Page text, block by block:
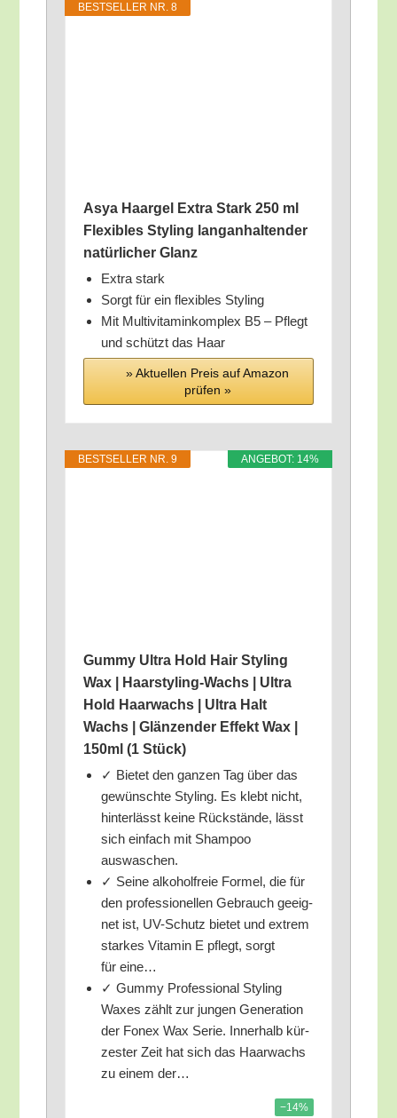
BEST­SEL­LER NR. 8
Asya Haar­gel Extra Stark 250 ml
Fle­xi­bles Sty­ling lang­an­hal­ten­der
natür­li­cher Glanz
Extra stark
Sorgt für ein fle­xi­bles Styling
Mit Mul­ti­vit­amin­kom­plex B5 – Pflegt
und schützt das Haar
» Aktu­el­len Preis auf Ama­zon
prü­fen »
ANGE­BOT: 14%
BEST­SEL­LER NR. 9
Gum­my Ultra Hold Hair Sty­ling
Wax | Haar­sty­ling-Wachs | Ultra
Hold Haar­wachs | Ultra Halt
Wachs | Glän­zen­der Effekt Wax |
150ml (1 Stück)
✓ Bie­tet den gan­zen Tag über das
gewünsch­te Sty­ling. Es klebt nicht,
hin­ter­lässt kei­ne Rück­stän­de, lässt
sich ein­fach mit Sham­poo
auswaschen.
✓ Sei­ne alko­hol­freie For­mel, die für
den pro­fes­sio­nel­len Gebrauch geeig­
net ist, UV-Schutz bie­tet und extrem
star­kes Vit­amin E pflegt, sorgt
für eine…
✓ Gum­my Pro­fes­sio­nal Sty­ling
Waxes zählt zur jun­gen Gene­ra­ti­on
der Fonex Wax Serie. Inner­halb kür­
zes­ter Zeit hat sich das Haar­wachs
zu einem der…
−14%